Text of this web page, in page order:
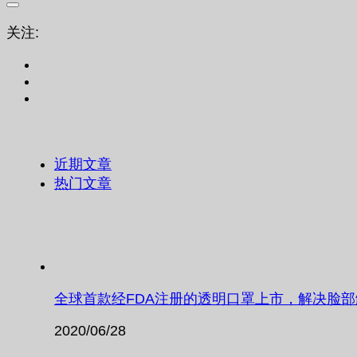
关注:
近期文章
热门文章
全球首款经FDA注册的透明口罩上市，解决脸
2020/06/28